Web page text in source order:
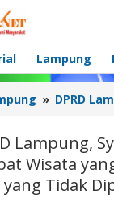
Lampung
» DPRD
Lampung,
Wisata
Tidak